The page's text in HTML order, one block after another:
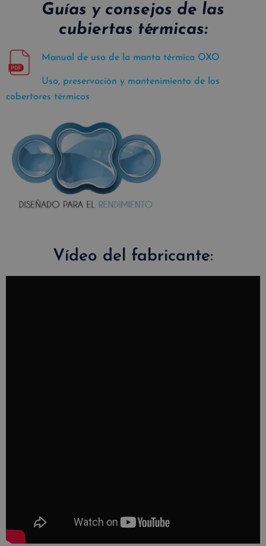
Guías y consejos de las
cubiertas térmicas:
Manual de uso de la manta térmica OXO
Uso, preservación y mantenimiento de los
cobertores térmicos
Vídeo del fabricante: